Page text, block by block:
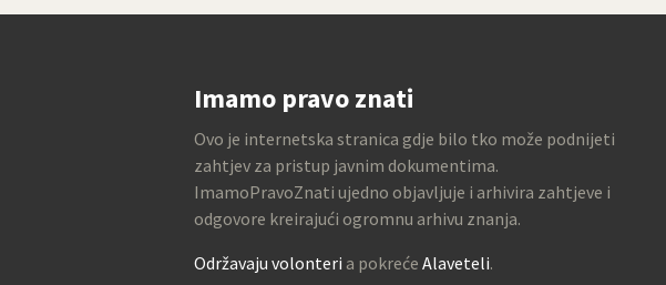
Imamo pravo znati
Ovo je internetska stranica gdje bilo tko može podnijeti
zahtjev za pristup javnim dokumentima.
ImamoPravoZnati ujedno objavljuje i arhivira zahtjeve i
odgovore kreirajući ogromnu arhivu znanja.
Održavaju volonteri a pokreće Alaveteli.